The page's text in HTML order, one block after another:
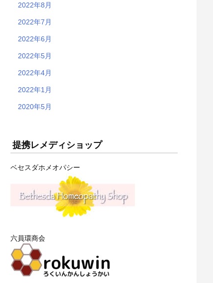
2022年8月
2022年7月
2022年6月
2022年5月
2022年4月
2022年1月
2020年5月
提携レメディショップ
ベセスダホメオパシー
六員環商会